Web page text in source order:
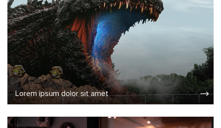
Lorem ipsum dolor sit amet